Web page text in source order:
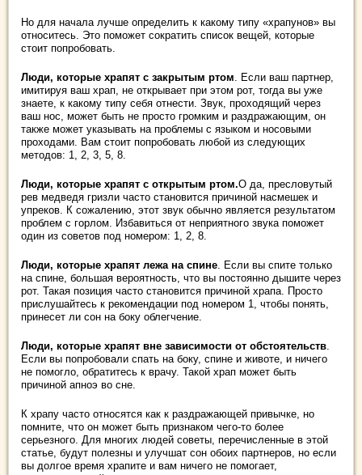
Но для начала лучше определить к какому типу «храпунов» вы
относитесь. Это поможет сократить список вещей, которые
стоит попробовать.
Люди, которые храпят с закрытым ртом . Если ваш партнер,
имитируя ваш храп, не открывает при этом рот, тогда вы уже
знаете, к какому типу себя отнести. Звук, проходящий через
ваш нос, может быть не просто громким и раздражающим, он
также может указывать на проблемы с языком и носовыми
проходами. Вам стоит попробовать любой из следующих
методов: 1, 2, 3, 5, 8.
Люди, которые храпят с открытым ртом.О да, пресловутый
рев медведя гризли часто становится причиной насмешек и
упреков. К сожалению, этот звук обычно является результатом
проблем с горлом. Избавиться от неприятного звука поможет
один из советов под номером: 1, 2, 8.
Люди, которые храпят лежа на спине . Если вы спите только
на спине, большая вероятность, что вы постоянно дышите через
рот. Такая позиция часто становится причиной храпа. Просто
прислушайтесь к рекомендации под номером 1, чтобы понять,
принесет ли сон на боку облегчение.
Люди, которые храпят вне зависимости от обстоятельств
Если вы попробовали спать на боку, спине и животе, и ничего
не помогло, обратитесь к врачу. Такой храп может быть
причиной апноэ во сне.
К храпу часто относятся как к раздражающей привычке, но
помните, что он может быть признаком чего-то более
серьезного. Для многих людей советы, перечисленные в этой
статье, будут полезны и улучшат сон обоих партнеров, но если
вы долгое время храпите и вам ничего не помогает,